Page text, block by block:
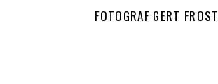
FOTOGRAF GERT FROST